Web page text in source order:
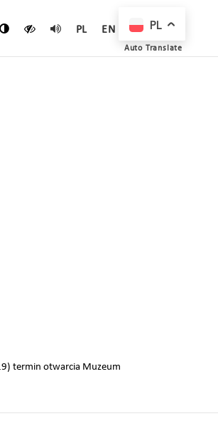
PL EN
termin otwarcia Muzeum
PL
Auto Translate